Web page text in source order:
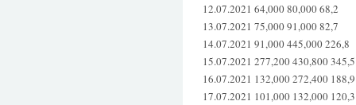
12.07.2021 64,000 80,000 68,2
13.07.2021 75,000 91,000 82,7
14.07.2021 91,000 445,000 226,8
15.07.2021 277,200 430,800 345,5
16.07.2021 132,000 272,400 188,9
17.07.2021 101,000 132,000 120,3